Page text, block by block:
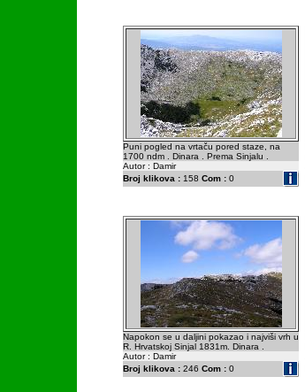
Puni pogled na vrtaču pored staze, na
1700 ndm . Dinara . Prema Sinjalu .
Autor : Damir
Broj klikova : 158 Com : 0
Napokon se u daljini pokazao i najviši vrh u
R. Hrvatskoj Sinjal 1831m. Dinara .
Autor : Damir
Broj klikova : 246 Com : 0